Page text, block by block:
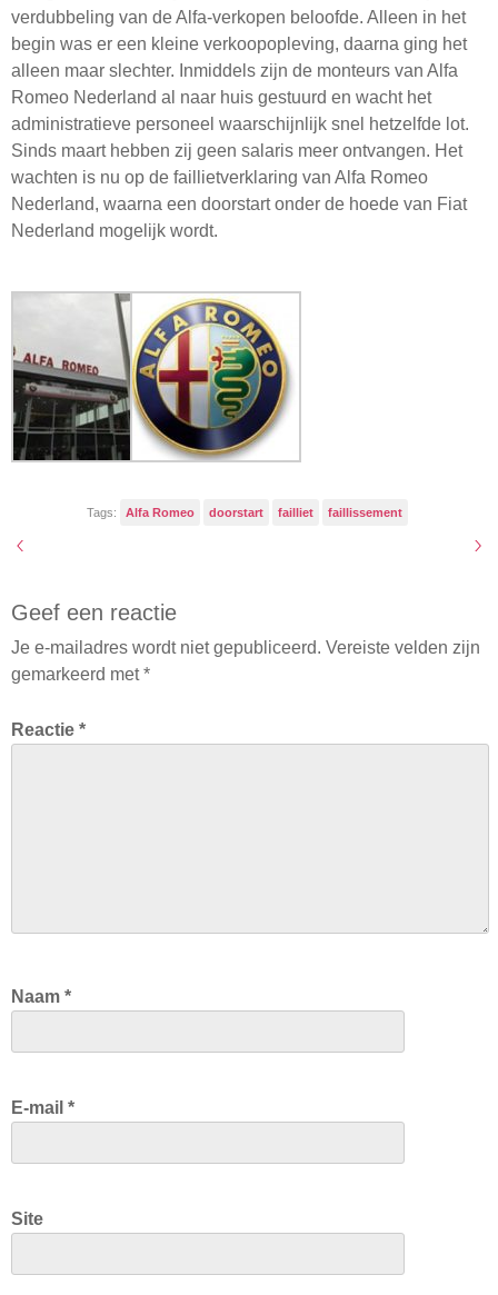
verdubbeling van de Alfa-verkopen beloofde. Alleen in het
begin was er een kleine verkoopopleving, daarna ging het
alleen maar slechter. Inmiddels zijn de monteurs van Alfa
Romeo Nederland al naar huis gestuurd en wacht het
administratieve personeel waarschijnlijk snel hetzelfde lot.
Sinds maart hebben zij geen salaris meer ontvangen. Het
wachten is nu op de faillietverklaring van Alfa Romeo
Nederland, waarna een doorstart onder de hoede van Fiat
Nederland mogelijk wordt.
Tags: Alfa Romeo doorstart failliet faillissement
Geef een reactie
Je e-mailadres wordt niet gepubliceerd. Vereiste velden zijn
gemarkeerd met*
Reactie *
Naam *
E-mail *
Site